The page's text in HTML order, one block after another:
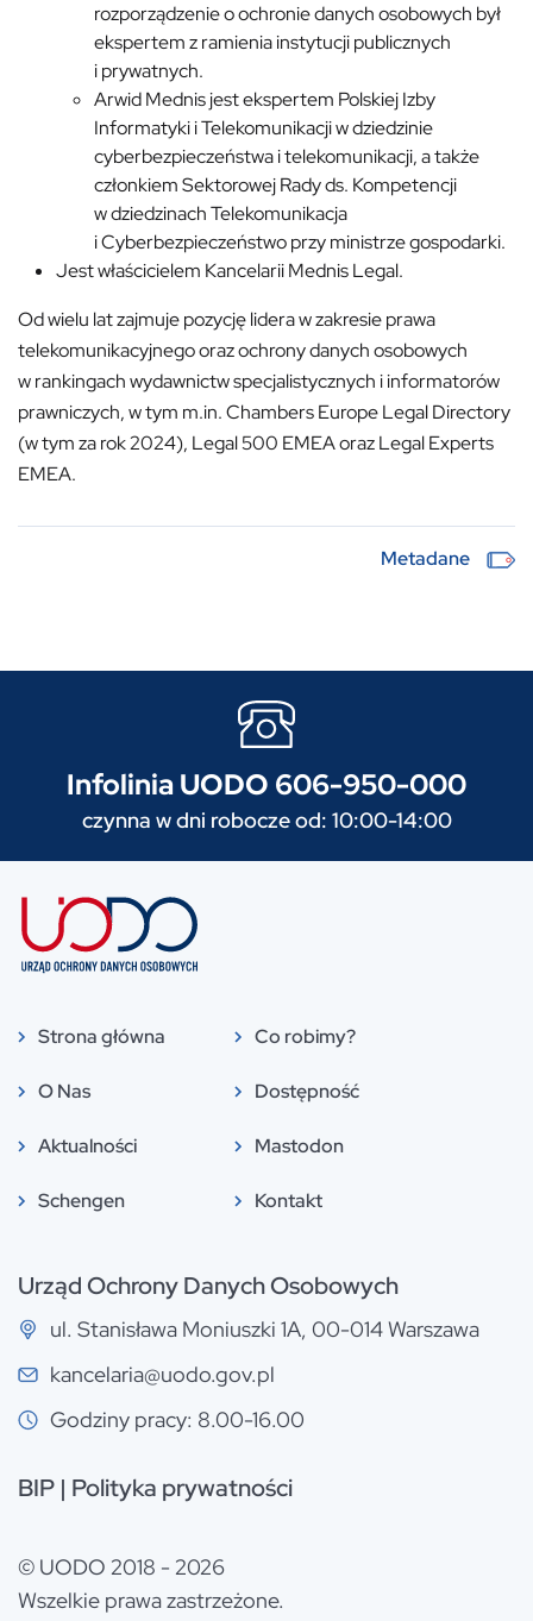
rozporządzenie o ochronie danych osobowych był
ekspertem z ramienia instytucji publicznych
i prywatnych.
Arwid Mednis jest ekspertem Polskiej Izby
Informatyki i Telekomunikacji w dziedzinie
cyberbezpieczeństwa i telekomunikacji, a także
członkiem Sektorowej Rady ds. Kompetencji
w dziedzinach Telekomunikacja
i Cyberbezpieczeństwo przy ministrze gospodarki.
Jest właścicielem Kancelarii Mednis Legal.
Od wielu lat zajmuje pozycję lidera w zakresie prawa
telekomunikacyjnego oraz ochrony danych osobowych
w rankingach wydawnictw specjalistycznych i informatorów
prawniczych, w tym m.in. Chambers Europe Legal Directory
(w tym za rok 2024), Legal 500 EMEA oraz Legal Experts
EMEA.
Metadane
Infolinia UODO 606-950-000
czynna w dni robocze od: 10:00-14:00
Strona główna
O Nas
Aktualności
Schengen
Co robimy?
Dostępność
Mastodon
Kontakt
Urząd Ochrony Danych Osobowych
ul. Stanisława Moniuszki 1A, 00-014 Warszawa
kancelaria@uodo.gov.pl
Godziny pracy: 8.00-16.00
BIP | Polityka prywatności
© UODO 2018 - 2026
Wszelkie prawa zastrzeżone.